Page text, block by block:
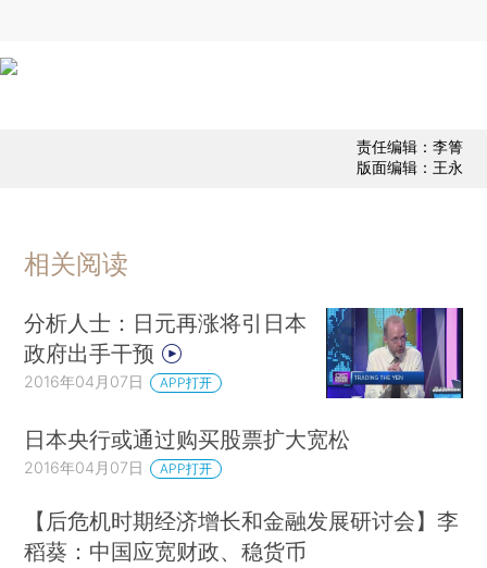
责任编辑：李箐
版面编辑：王永
相关阅读
分析人士：日元再涨将引日本
政府出手干预
2016年04月07日 APP打开
日本央行或通过购买股票扩大宽松
2016年04月07日 APP打开
【后危机时期经济增长和金融发展研讨会】李
稻葵：中国应宽财政、稳货币